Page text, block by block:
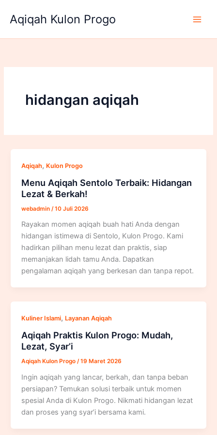
konten
Aqiqah Kulon Progo
hidangan aqiqah
Aqiqah, Kulon Progo
Menu Aqiqah Sentolo Terbaik: Hidangan
Lezat & Berkah!
webadmin /10 Juli 2026
Rayakan momen aqiqah buah hati Anda dengan
hidangan istimewa di Sentolo, Kulon Progo. Kami
hadirkan pilihan menu lezat dan praktis, siap
memanjakan lidah tamu Anda. Dapatkan
pengalaman aqiqah yang berkesan dan tanpa repot.
Kuliner Islami, Layanan Aqiqah
Aqiqah Praktis Kulon Progo: Mudah,
Lezat, Syar’i
Aqiqah Kulon Progo/19 Maret 2026
Ingin aqiqah yang lancar, berkah, dan tanpa beban
persiapan? Temukan solusi terbaik untuk momen
spesial Anda di Kulon Progo. Nikmati hidangan lezat
dan proses yang syar’i bersama kami.